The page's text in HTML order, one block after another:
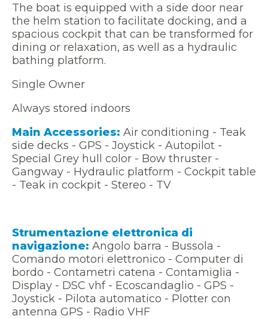
The boat is equipped with a side door near
the helm station to facilitate docking, and a
spacious cockpit that can be transformed for
dining or relaxation, as well as a hydraulic
bathing platform.
Single Owner
Always stored indoors
Main Accessories: Air conditioning - Teak
side decks - GPS - Joystick - Autopilot -
Special Grey hull color - Bow thruster -
Gangway - Hydraulic platform - Cockpit table
- Teak in cockpit - Stereo - TV
Strumentazione elettronica di
navigazione: Angolo barra - Bussola -
Comando motori elettronico - Computer di
bordo - Contametri catena - Contamiglia -
Display - DSC vhf - Ecoscandaglio - GPS -
Joystick - Pilota automatico - Plotter con
antenna GPS - Radio VHF